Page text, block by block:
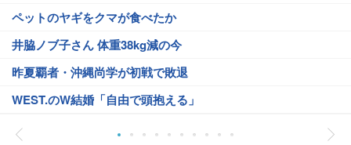
ペットのヤギをクマが食べたか
井脇ノブ子さん 体重38kg減の今
昨夏覇者・沖縄尚学が初戦で敗退
WEST.のW結婚「自由で頭抱える」